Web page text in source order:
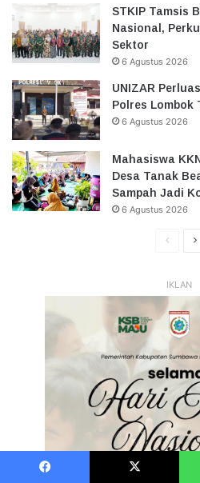
STKIP Tamsis
Nasional,
Sektor
6 Agustus 2026
UNIZAR
Polres Lombok
6 Agustus 2026
Mahasiswa
Desa Tanak
Sampah Jadi
6 Agustus 2026
IKLAN